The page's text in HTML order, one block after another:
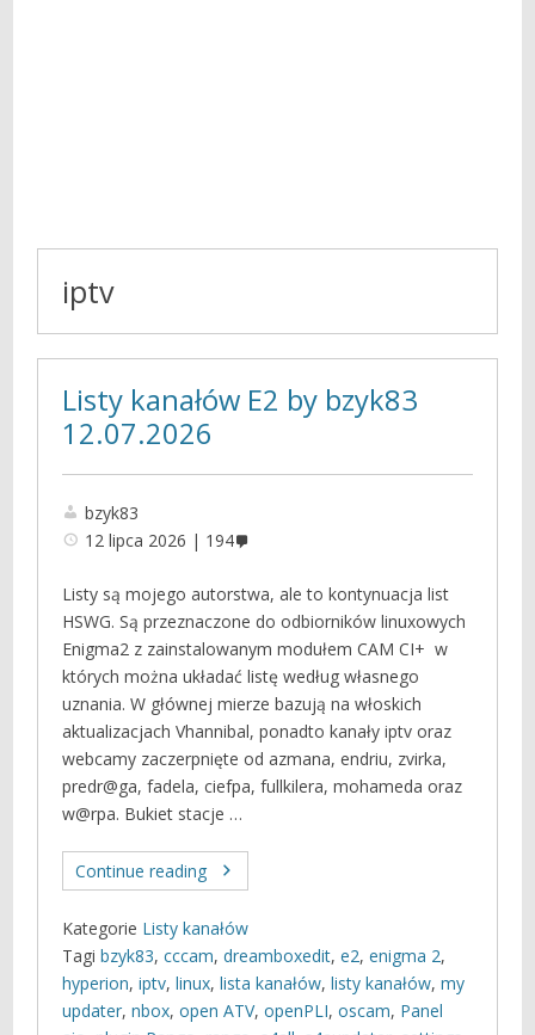
iptv
Listy kanałów E2 by bzyk83
12.07.2026
bzyk83
12 lipca 2026
194
Listy są mojego autorstwa, ale to kontynuacja list
HSWG. Są przeznaczone do odbiorników linuxowych
Enigma2 z zainstalowanym modułem CAM CI+ w
których można układać listę według własnego
uznania. W głównej mierze bazują na włoskich
aktualizacjach Vhannibal, ponadto kanały iptv oraz
webcamy zaczerpnięte od azmana, endriu, zvirka,
predr@ga, fadela, ciefpa, fullkilera, mohameda oraz
w@rpa. Bukiet stacje …
Continue reading
Kategorie Listy kanałów
Tagi bzyk83,cccam,dreamboxedit,e2,enigma 2,
hyperion,iptv,linux,lista kanałów,listy kanałów,my
updater,nbox,open ATV,openPLI,oscam, Panel